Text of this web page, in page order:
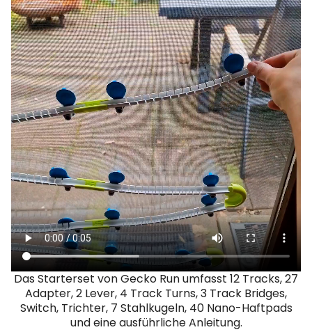
Das Starterset von Gecko Run umfasst 12 Tracks, 27
Adapter, 2 Lever, 4 Track Turns, 3 Track Bridges,
Switch, Trichter, 7 Stahlkugeln, 40 Nano-Haftpads
und eine ausführliche Anleitung.